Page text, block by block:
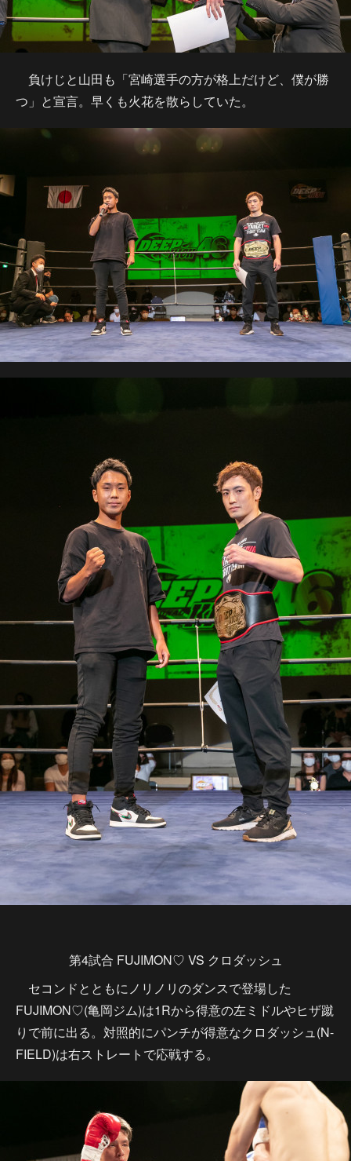
負けじと山田も「宮崎選手の方が格上だけど、僕が勝
つ」と宣言。早くも火花を散らしていた。
第4試合 FUJIMON♡ VS クロダッシュ
セコンドとともにノリノリのダンスで登場した
FUJIMON♡(亀岡ジム)は1Rから得意の左ミドルやヒザ蹴
りで前に出る。対照的にパンチが得意なクロダッシュ(N-
FIELD)は右ストレートで応戦する。